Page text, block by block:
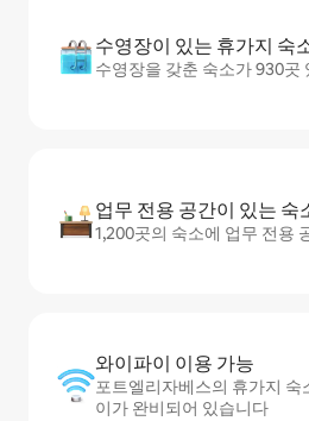
수영장이 있는 휴가지 숙
수영장을 갖춘 숙소가 930곳
업무 전용 공간이 있는 숙
1,200곳의 숙소에 업무 전용
와이파이 이용 가능
포트엘리자베스의 휴가지 숙
이가 완비되어 있습니다